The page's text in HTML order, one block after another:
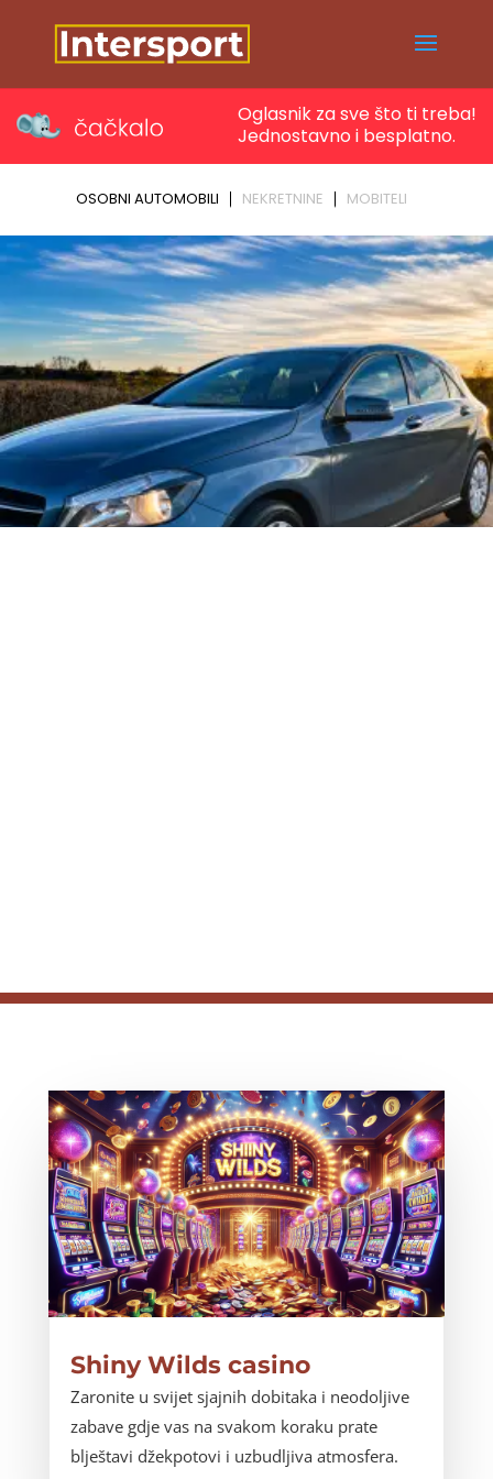
Shiny Wilds casino
Zaronite u svijet sjajnih dobitaka i neodoljive
zabave gdje vas na svakom koraku prate
blještavi džekpotovi i uzbudljiva atmosfera.